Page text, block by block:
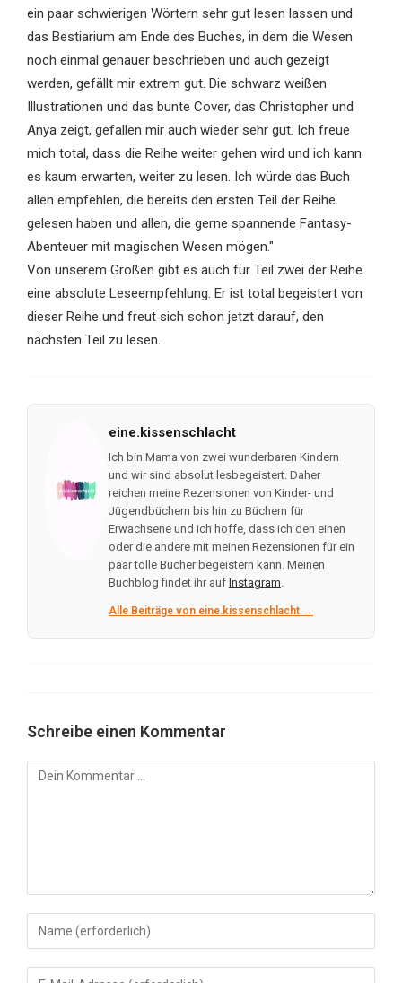
ein paar schwierigen Wörtern sehr gut lesen lassen und
das Bestiarium am Ende des Buches, in dem die Wesen
noch einmal genauer beschrieben und auch gezeigt
werden, gefällt mir extrem gut. Die schwarz weißen
Illustrationen und das bunte Cover, das Christopher und
Anya zeigt, gefallen mir auch wieder sehr gut. Ich freue
mich total, dass die Reihe weiter gehen wird und ich kann
es kaum erwarten, weiter zu lesen. Ich würde das Buch
allen empfehlen, die bereits den ersten Teil der Reihe
gelesen haben und allen, die gerne spannende Fantasy-
Abenteuer mit magischen Wesen mögen."
Von unserem Großen gibt es auch für Teil zwei der Reihe
eine absolute Leseempfehlung. Er ist total begeistert von
dieser Reihe und freut sich schon jetzt darauf, den
nächsten Teil zu lesen.
eine.kissenschlacht
Ich bin Mama von zwei wunderbaren Kindern
und wir sind absolut lesbegeistert. Daher
reichen meine Rezensionen von Kinder- und
Jügendbüchern bis hin zu Büchern für
Erwachsene und ich hoffe, dass ich den einen
oder die andere mit meinen Rezensionen für ein
paar tolle Bücher begeistern kann. Meinen
Buchblog findet ihr auf Instagram.
Alle Beiträge von eine.kissenschlacht →
Schreibe einen Kommentar
Kommentar
Gib
deinen
Namen
Gib